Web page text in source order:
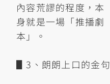
內容荒謬的程度，本
身就是一場「推播劇
本」。
▋3、朗朗上口的金句